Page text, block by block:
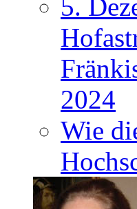
5.
2024
Wie